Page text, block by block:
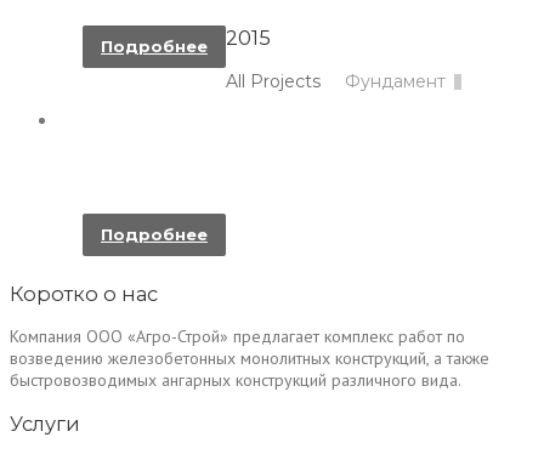
Подробнее 2015
All Projects Фундамент
Подробнее
Коротко о нас
Компания ООО «Агро-Строй» предлагает комплекс работ по
возведению железобетонных монолитных конструкций, а также
быстровозводимых ангарных конструкций различного вида.
Услуги